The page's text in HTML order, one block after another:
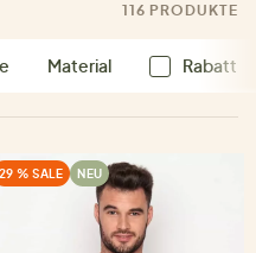
116 PRODUKTE
Material Rabatt
29 % SALE NEU